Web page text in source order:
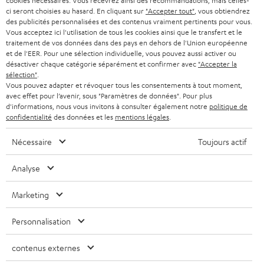
l
e
t
t
e
r
CASQUES AUDIO
CASQUES BLUETOOTH AUDIO
SYSTEMES COMPLETS
ENCEINTES
ULTIMA
ÉCOUTEURS INTRA-AURICULAIRES
FANSHOP
NOUVEAUTÉS
NEWSLETTER
MAGASINS
AVANTAGES D’ACHAT
L’HISTOIRE DE TEUFEL
PAYS-BAS
BELGIQUE
FRANCE
POLOGNE
ITALIE
USA
AUTRES PAYS
Sous réserve de modifications techniques, de fautes de frappe et d’autres
erreurs. Les accessoires figurant sur l’image ne font pas partie du contenu de
Mentions légales CGV
ci seront choisies au hasard. En cliquant sur "Accepter tout" , vous obtiendrez
des publicités personnalisées et des contenus vraiment pertinents pour vous.
Vous acceptez ici l'utilisation de tous les cookies ainsi que le transfert et le
traitement de vos données dans des pays en dehors de l'Union européenne
et de l'EER. Pour une sélection individuelle, vous pouvez aussi activer ou
désactiver chaque catégorie séparément et confirmer avec "Accepter la
sélection"
Vous pouvez adapter et révoquer tous les consentements à tout moment,
avec effet pour l’avenir, sous "Paramètres de données". Pour plus
d'informations, nous vous invitons à consulter également notre politique de
confidentialité des données et les mentions légales
Nécessaire Toujours actif
Analyse
Marketing
Personnalisation
contenus externes